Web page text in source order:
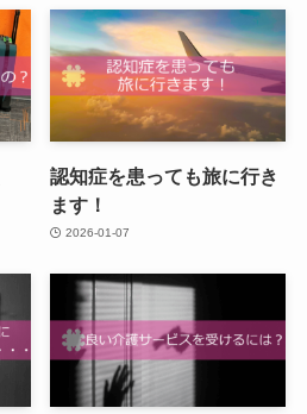
認知症を患っても旅に行き
ます！
2026-01-07